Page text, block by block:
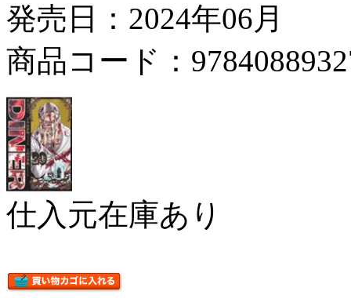
発売日：2024年06月
商品コード：
仕入元在庫あり